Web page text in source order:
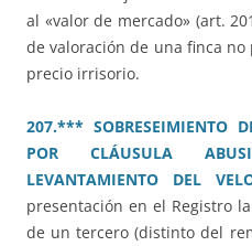
al «valor de mercado» (art.
de valoración de una finca
precio irrisorio.
207.*** SOBRESEIMIENTO
POR CLÁUSULA
LEVANTAMIENTO DEL
presentación en el Registro
de un tercero (distinto del